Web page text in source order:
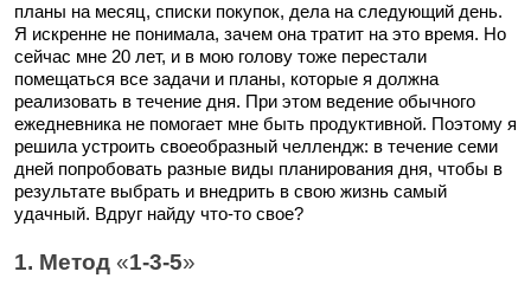
планы на месяц, списки покупок, дела на следующий день.
Я искренне не понимала, зачем она тратит на это время. Но
сейчас мне 20 лет, и в мою голову тоже перестали
помещаться все задачи и планы, которые я должна
реализовать в течение дня. При этом ведение обычного
ежедневника не помогает мне быть продуктивной. Поэтому я
решила устроить своеобразный челлендж: в течение семи
дней попробовать разные виды планирования дня, чтобы в
результате выбрать и внедрить в свою жизнь самый
удачный. Вдруг найду что-то свое?
1. Метод «1-3-5»